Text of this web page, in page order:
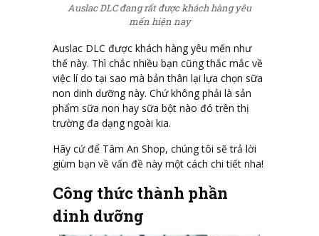
Auslac DLC đang rất được khách hàng yêu
mến hiện nay
Auslac DLC được khách hàng yêu mến như
thế này. Thì chắc nhiều bạn cũng thắc mắc về
việc lí do tại sao mà bản thân lại lựa chọn sữa
non dinh dưỡng này. Chứ không phải là sản
phẩm sữa non hay sữa bột nào đó trên thị
trường đa dạng ngoài kia.
Hãy cứ để Tâm An Shop, chúng tôi sẽ trả lời
giùm bạn về vấn đề này một cách chi tiết nha!
Công thức thành phần
dinh dưỡng